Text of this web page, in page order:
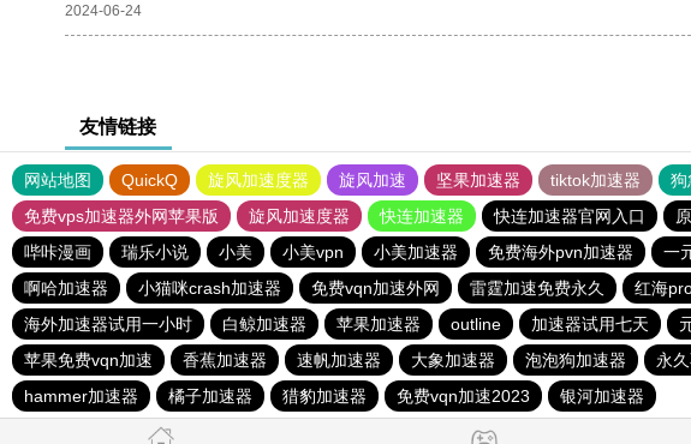
2024-06-24
友情链接
网站地图 QuickQ 旋风加速度器 旋风加速 坚果加速器 tiktok加速器 狗
免费vps加速器外网苹果版
旋风加速度器 快连加速器 快连加速器官网入口
哔咔漫画
瑞乐小说 小美 小美vpn 小美加速器 免费海外pvn加速器 一
啊哈加速器
小猫咪crash加速器 免费vqn加速外网 雷霆加速免费永久 红海
海外加速器试用一小时
白鲸加速器 苹果加速器 outline 加速器试用七天
苹果免费vqn加速
香蕉加速器 速帆加速器 大象加速器 泡泡狗加速器 永
hammer加速器
橘子加速器 猎豹加速器 免费vqn加速2023 银河加速器